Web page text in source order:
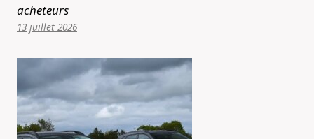
acheteurs
13 juillet 2026